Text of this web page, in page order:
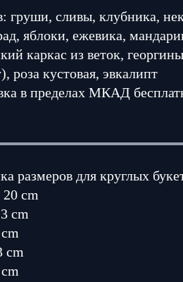
груши, сливы, клубника,
яблоки, ежевика,
каркас из веток,
роза кустовая, эвкалипт
в пределах МКАД
размеров для круглых
cm
cm
cm